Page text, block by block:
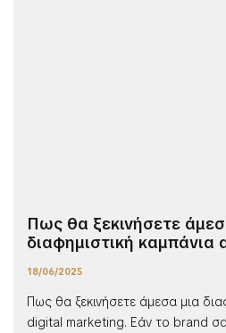
Πως θα ξεκινήσετε
διαφημιστική
18/06/2025
Πως θα ξεκινήσετε άμεσα μια
digital marketing. Εάν το brand